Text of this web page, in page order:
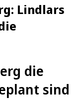
Lindlars
die
sind